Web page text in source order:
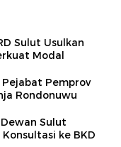
Sulut Usulkan
Modal
Pemprov
Rondonuwu
Sulut
ke BKD